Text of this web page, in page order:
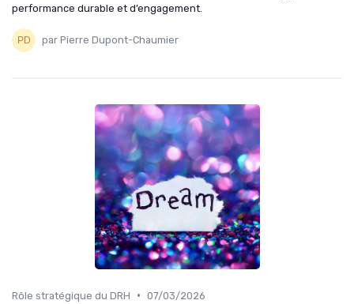
performance durable et d’engagement.
par Pierre Dupont-Chaumier
Rôle stratégique du DRH • 07/03/2026